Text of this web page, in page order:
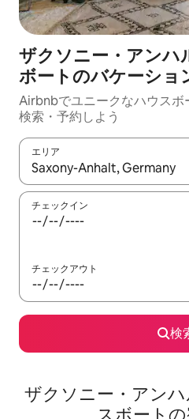
ザクソニー・アンハ
ボートのバケーショ
Airbnbでユニークなハウスボ
検索・予約しよう
エリア
検索結果が表示されたら、上
チェックイン
チェックアウト
検
ザクソニー・アン